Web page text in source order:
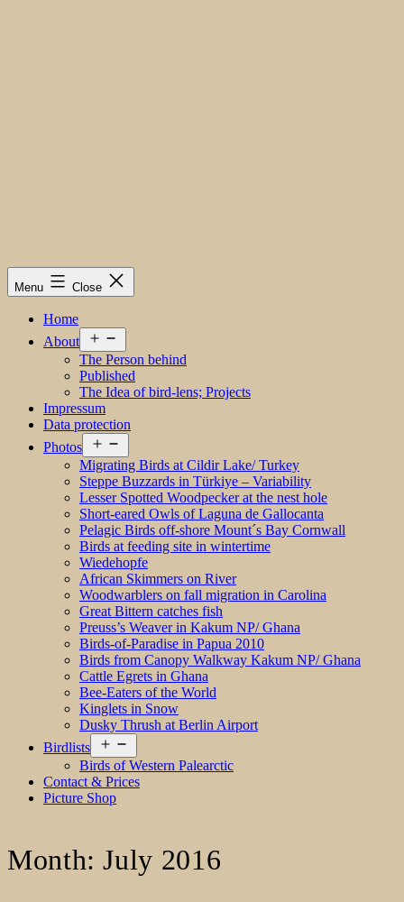
Menu Close
Home
About
menu
The Person behind
Published
The Idea of bird-lens; Projects
Impressum
Data protection
Photos
menu
Migrating Birds at Cildir Lake/ Turkey
Steppe Buzzards in Türkiye – Variability
Lesser Spotted Woodpecker at the nest hole
Short-eared Owls of Laguna de Gallocanta
Pelagic Birds off-shore Mount´s Bay Cornwall
Birds at feeding site in wintertime
Wiedehopfe
African Skimmers on River
Woodwarblers on fall migration in Carolina
Great Bittern catches fish
Preuss’s Weaver in Kakum NP/ Ghana
Birds-of-Paradise in Papua 2010
Birds from Canopy Walkway Kakum NP/ Ghana
Cattle Egrets in Ghana
Bee-Eaters of the World
Kinglets in Snow
Dusky Thrush at Berlin Airport
Birdlists
menu
Birds of Western Palearctic
Contact & Prices
Picture Shop
Month:July 2016